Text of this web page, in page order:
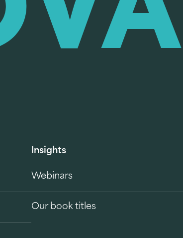
Insights
Webinars
Our book titles